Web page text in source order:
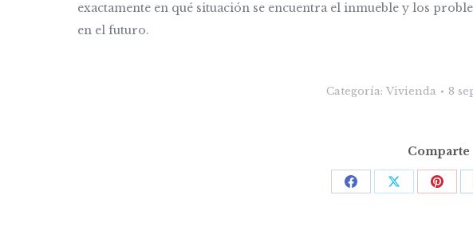
exactamente en qué situación se encuentra el inmueble y los
en el futuro.
Categoría: Vivienda 8
Comparte
ShareShare